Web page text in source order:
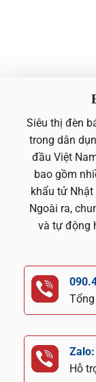
Siêu thị đèn
trong dân
đầu Việt
bao gồm
khẩu tử Nhật
Ngoài ra,
và tự động
Hỗ